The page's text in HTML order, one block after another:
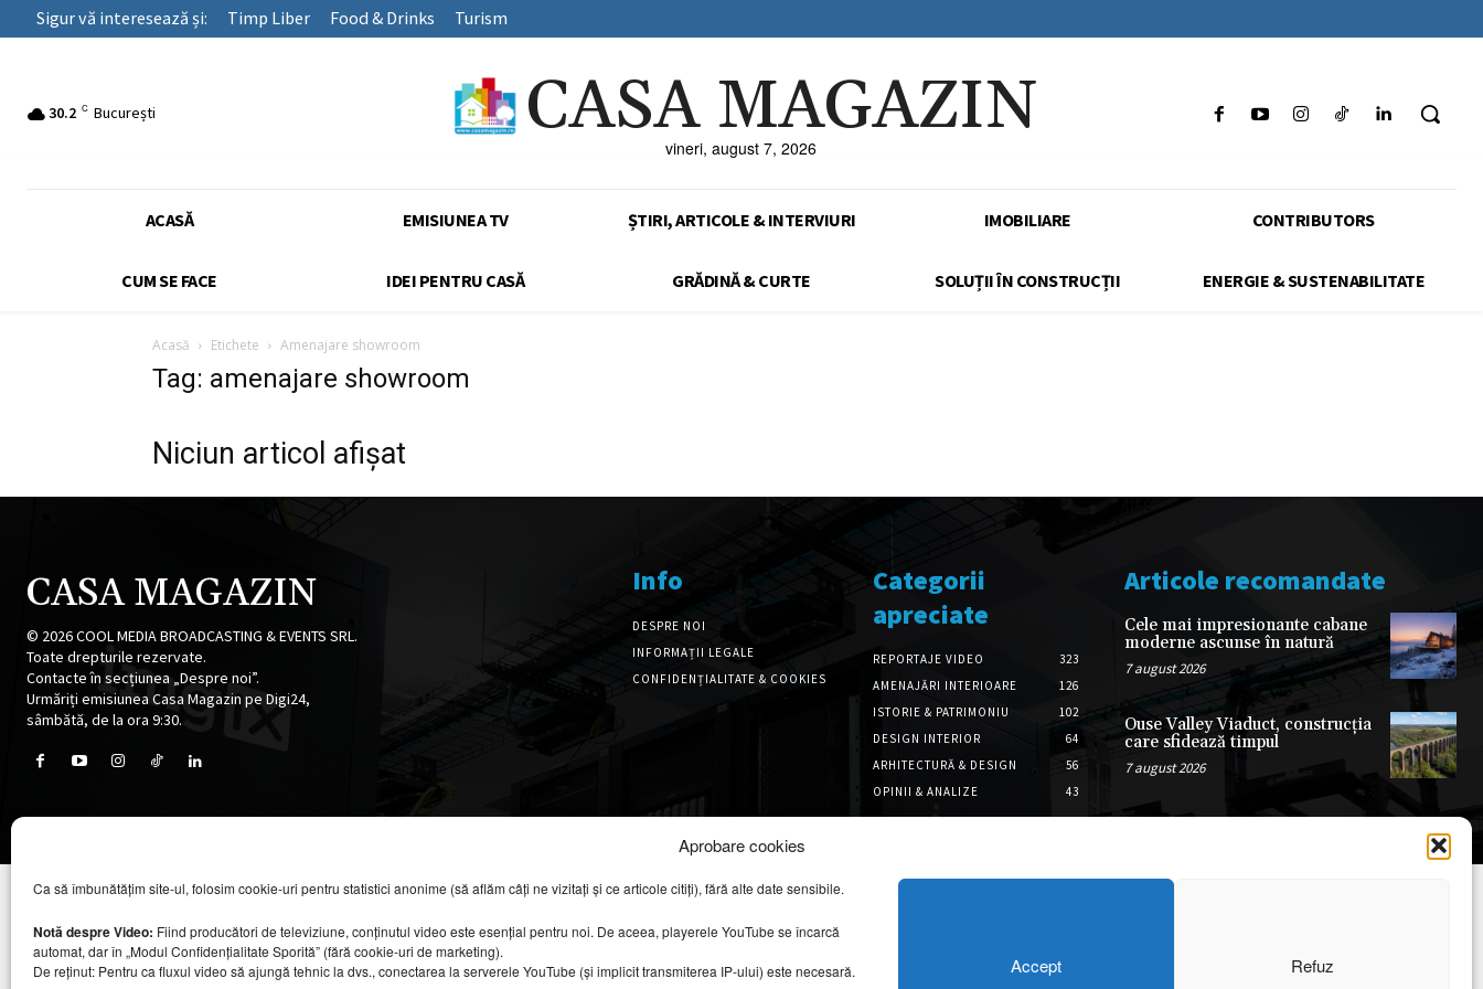
Aprobare cookies
Ca să îmbunătățim site-ul, folosim cookie-uri pentru statistici anonime (să aflăm câți ne vizitați și ce articole citiți), fără alte date sensibile.
Notă despre Video: Fiind producători de televiziune, conținutul video este esențial pentru noi. De aceea, playerele YouTube se încarcă
automat, dar în „Modul Confidențialitate Sporită” (fără cookie-uri de marketing).
De reținut: Pentru ca fluxul video să ajungă tehnic la dvs., conectarea la serverele YouTube (și implicit transmiterea IP-ului) este necesară.
Accept Refuz
Sigur vă interesează și: Timp Liber Food & Drinks Turism
30.2 C București CASA MAGAZIN
vineri, august 7, 2026
ACASĂ EMISIUNEA TV ȘTIRI, ARTICOLE & INTERVIURI IMOBILIARE CONTRIBUTORS
CUM SE FACE IDEI PENTRU CASĂ GRĂDINĂ & CURTE SOLUȚII ÎN CONSTRUCȚII ENERGIE & SUSTENABILITATE
Acasă Etichete Amenajare showroom
Tag: amenajare showroom
Niciun articol afișat
CASA MAGAZIN
© 2026COOL MEDIA BROADCASTING & EVENTS SRL.
Toate drepturile rezervate.
Contacte în secțiunea „Despre noi”.
Urmăriți emisiunea Casa Magazin pe Digi24,
sâmbătă, de la ora 9:30.
Info
DESPRE NOI
INFORMAȚII LEGALE
CONFIDENȚIALITATE & COOKIES
Categorii
apreciate
REPORTAJE VIDEO
323
AMENAJĂRI INTERIOARE
126
ISTORIE & PATRIMONIU
102
DESIGN INTERIOR
64
ARHITECTURĂ & DESIGN
56
OPINII & ANALIZE
43
Articole recomandate
Cele mai impresionante cabane
moderne ascunse în natură
7 august 2026
Ouse Valley Viaduct, construcția
care sfidează timpul
7 august 2026